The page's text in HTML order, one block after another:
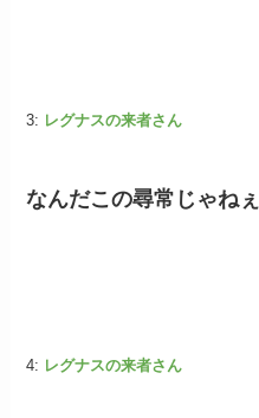
3: レグナスの来者さん
なんだこの尋常じゃね
4: レグナスの来者さん